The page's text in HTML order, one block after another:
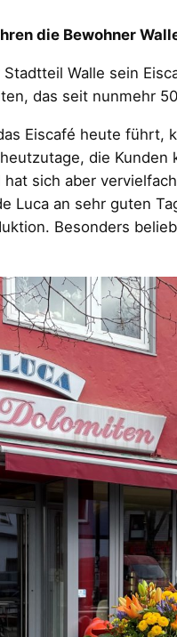
die Bewohner
Walle sein
das seit nunmehr
Eiscafé heute
die
sich aber
Luca an sehr guten
Besonders